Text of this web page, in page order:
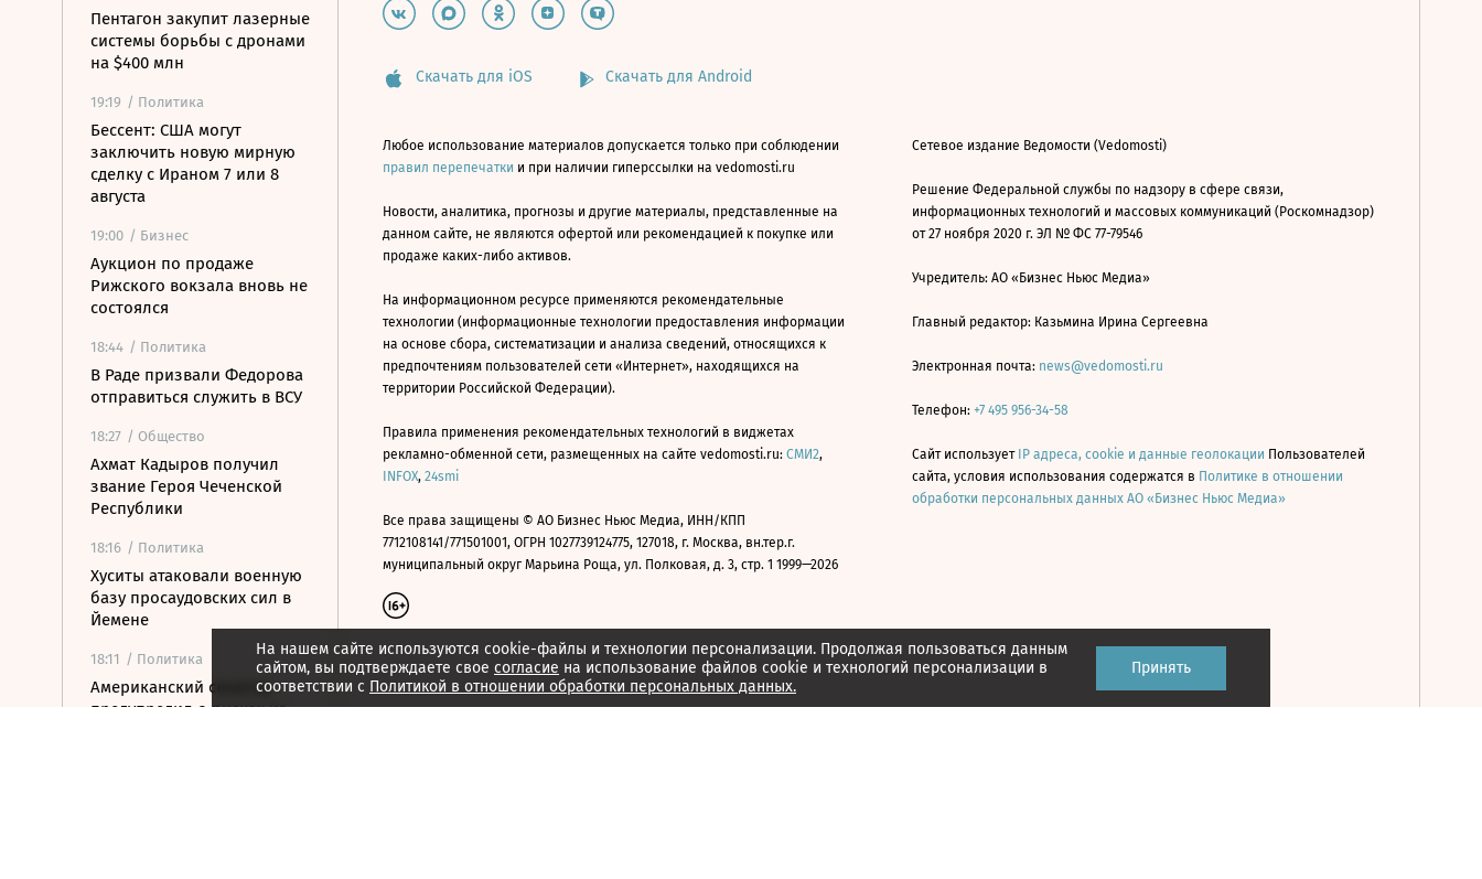
Пентагон закупит лазерные
системы борьбы с дронами
на $400 млн
19:19 / Политика
Бессент: США могут
заключить новую мирную
сделку с Ираном 7 или 8
августа
19:00 / Бизнес
Аукцион по продаже
Рижского вокзала вновь не
состоялся
18:44 / Политика
В Раде призвали Федорова
отправиться служить в ВСУ
18:27 / Общество
Ахмат Кадыров получил
звание Героя Чеченской
Республики
18:16 / Политика
Хуситы атаковали военную
базу просаудовских сил в
Йемене
18:11 / Политика
Американский сенатор
предупредил о рисках из-
На нашем сайте используются cookie-файлы и технологии персонализации. Продолжая пользоваться данным
сайтом, вы подтверждаете свое согласие на использование файлов cookie и технологий персонализации в
соответствии с Политикой в отношении обработки персональных данных.
Принять
Скачать для iOS Скачать для Android
Любое использование материалов допускается только при соблюдении
правил перепечатки и при наличии гиперссылки на vedomosti.ru
Новости, аналитика, прогнозы и другие материалы, представленные на
данном сайте, не являются офертой или рекомендацией к покупке или
продаже каких-либо активов.
На информационном ресурсе применяются рекомендательные
технологии (информационные технологии предоставления информации
на основе сбора, систематизации и анализа сведений, относящихся к
предпочтениям пользователей сети «Интернет», находящихся на
территории Российской Федерации).
Правила применения рекомендательных технологий в виджетах
рекламно-обменной сети, размещенных на сайте vedomosti.ru: СМИ2,
INFOX, 24smi
Все права защищены © АО Бизнес Ньюс Медиа, ИНН/КПП
7712108141/771501001, ОГРН 1027739124775, 127018, г. Москва, вн.тер.г.
муниципальный округ Марьина Роща, ул. Полковая, д. 3, стр. 1 1999—2026
Сетевое издание Ведомости (Vedomosti)
Решение Федеральной службы по надзору в сфере связи,
информационных технологий и массовых коммуникаций (Роскомнадзор)
от 27 ноября 2020 г. ЭЛ № ФС 77-79546
Учредитель: АО «Бизнес Ньюс Медиа»
Главный редактор: Казьмина Ирина Сергеевна
Электронная почта: news@vedomosti.ru
Телефон: +7 495 956-34-58
Сайт использует IP адреса, cookie и данные геолокации Пользователей
сайта, условия использования содержатся в Политике в отношении
обработки персональных данных АО «Бизнес Ньюс Медиа»